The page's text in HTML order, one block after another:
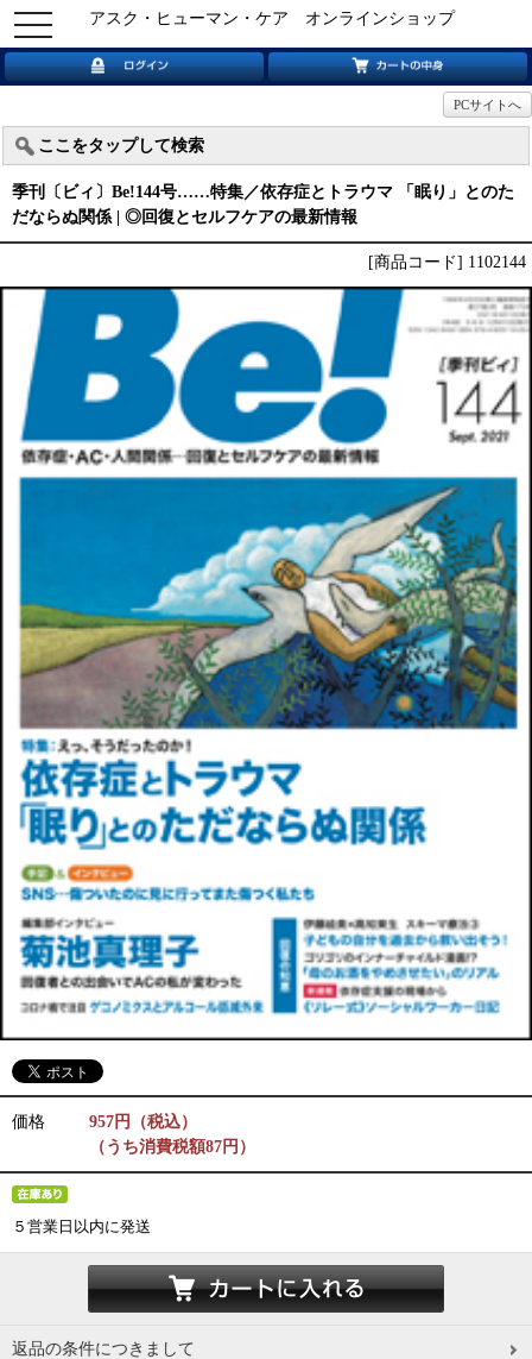
アスク・ヒューマン・ケア オンラインショップ
toggle
navigation
PCサイトへ
ここをタップして検索
季刊〔ビィ〕Be!144号……特集／依存症とトラウマ 「眠り」とのた
だならぬ関係 | ◎回復とセルフケアの最新情報
[商品コード] 1102144
価格
957円（税込）
（うち消費税額87円）
５営業日以内に発送
返品の条件につきまして